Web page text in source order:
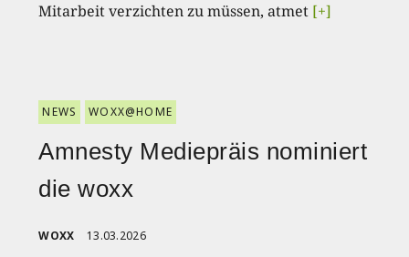
Mitarbeit verzichten zu müssen, atmet [+]
NEWS WOXX@HOME
Amnesty Mediepräis nominiert
die woxx
WOXX 13.03.2026